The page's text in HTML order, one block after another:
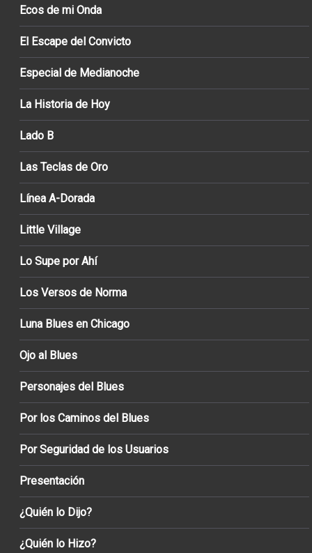
Ecos de mi Onda
El Escape del Convicto
Especial de Medianoche
La Historia de Hoy
Lado B
Las Teclas de Oro
Línea A-Dorada
Little Village
Lo Supe por Ahí
Los Versos de Norma
Luna Blues en Chicago
Ojo al Blues
Personajes del Blues
Por los Caminos del Blues
Por Seguridad de los Usuarios
Presentación
¿Quién lo Dijo?
¿Quién lo Hizo?